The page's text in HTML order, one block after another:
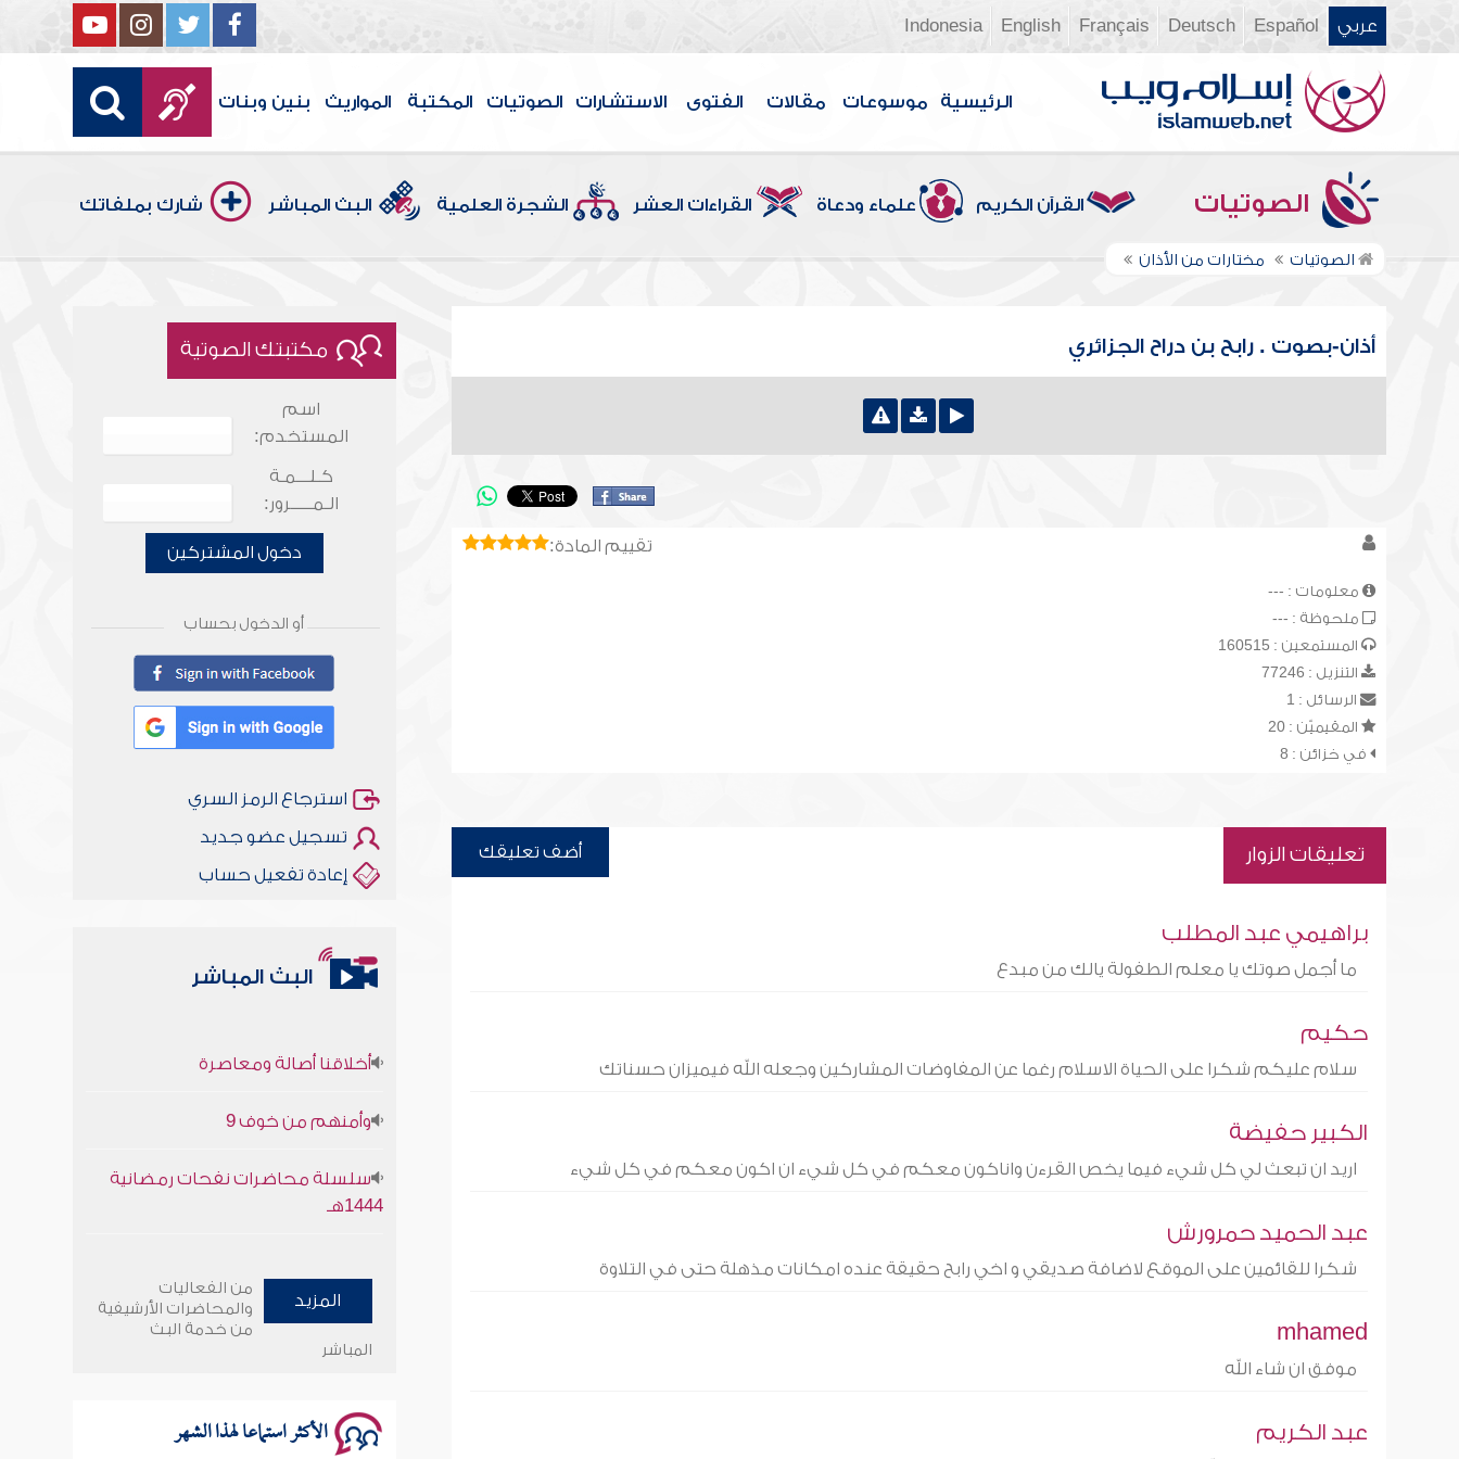
عربي Español
Deutsch
Français
English
Indonesia
الرئيسية موسوعات مقالات الفتوى الاستشارات الصوتيات المكتبة المواريث بنين وبنات
الصوتيات القرآن الكريم علماء ودعاة القراءات العشر الشجرة العلمية البث المباشر شارك بملفاتك
الصوتيات مختارات من الأذان
أذان-بصوت . رابح بن دراح الجزائري
تقييم المادة:
معلومات : ---
ملحوظة : ---
المستمعين : 160515
التنزيل : 77246
الرسائل : 1
المقيميّن : 20
في خزائن : 8
تعليقات الزوار أضف تعليقك
براهيمي عبد المطلب
ما أجمل صوتك يا معلم الطفولة يالك من مبدع
حكيم
سلام عليكم شكرا على الحياة الاسلام رغما عن المفاوضات المشاركين وجعله الله فيميزان حسناتك
الكبير حفيضة
اريد ان تبعث لي كل شيء فيما يخص القرءن واناكون معكم في كل شيء ان اكون معكم في كل شيء
عبد الحميد حمرورش
شكرا للقائمين على الموقع لاضافة صديقي و اخي رابح حقيقة عنده امكانات مذهلة حتى في التلاوة
mhamed
موفق ان شاء الله
عبد الكريم
مكتبتك الصوتية
اسم
المستخدم:
كـلـــمـة
الـمـــــرور:
دخول المشتركين
أو الدخول بحساب
استرجاع الرمز السري
تسجيل عضو جديد
إعادة تفعيل حساب
البث المباشر
1444هـ
وأمنهم من خوف 9
المزيد
من الفعاليات
والمحاضرات الأرشيفية
من خدمة البث
المباشر
الأكثر استماعا لهذا الشهر